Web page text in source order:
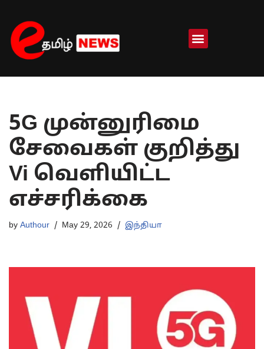
Skip
to
content
5G முன்னுரிமை
சேவைகள் குறித்து
Vi வெளியிட்ட
எச்சரிக்கை
by Authour May 29, 2026 இந்தியா